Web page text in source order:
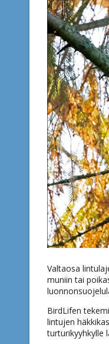
Valtaosa
muniin tai
BirdLifen
lintujen
turturikyyhkylle